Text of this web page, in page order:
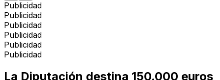
Publicidad
Publicidad
Publicidad
Publicidad
Publicidad
Publicidad
La Diputación destina 150.000 euros